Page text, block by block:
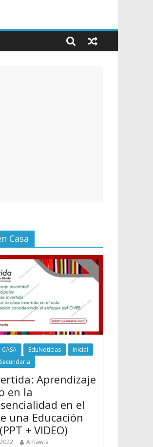
Casa
CASA EduNoticias
Inicial
Secundaria
Aprendizaje
en la
en el
una Educación
+ VIDEO)
Amawta